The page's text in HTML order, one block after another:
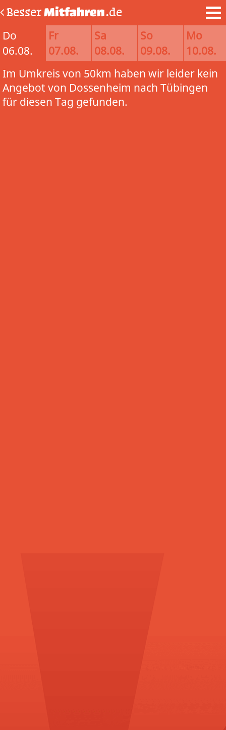
BesserMitfahren.de
Do
06.08.
Fr
07.08.
Sa
08.08.
So
09.08.
Mo
10.08.
Im Umkreis von 50km haben wir leider kein
Angebot von Dossenheim nach Tübingen
für diesen Tag gefunden.